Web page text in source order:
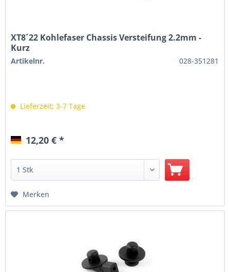
XT8´22 Kohlefaser Chassis Versteifung 2.2mm -
Kurz
Artikelnr. 028-351281
Lieferzeit: 3-7 Tage
12,20 € *
Merken